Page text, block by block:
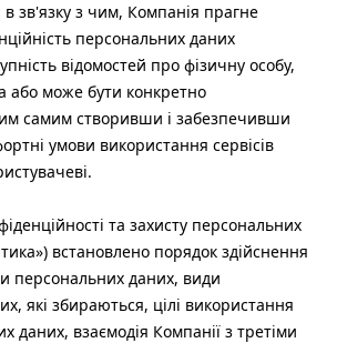
зв'язку з чим, Компанія прагне
персональних даних
відомостей про фізичну особу,
або може бути конкретно
самим створивши і забезпечивши
умови використання сервісів
та захисту персональних
встановлено порядок здійснення
персональних даних, види
які збираються, цілі використання
даних, взаємодія Компанії з третіми